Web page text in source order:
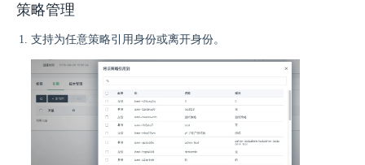
策略管理
支持为任意策略引用身份或离开身份。